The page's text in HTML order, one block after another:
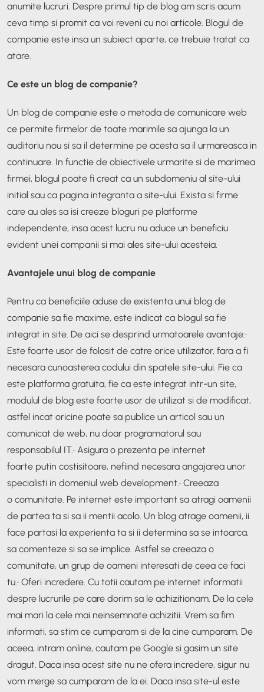
anumite lucruri. Despre primul tip de blog am scris acum
ceva timp si promit ca voi reveni cu noi articole. Blogul de
companie este insa un subiect aparte, ce trebuie tratat ca
atare.
Ce este un blog de companie?
Un blog de companie este o metoda de comunicare web
ce permite firmelor de toate marimile sa ajunga la un
auditoriu nou si sa il determine pe acesta sa il urmareasca in
continuare. In functie de obiectivele urmarite si de marimea
firmei, blogul poate fi creat ca un subdomeniu al site-ului
initial sau ca pagina integranta a site-ului. Exista si firme
care au ales sa isi creeze bloguri pe platforme
independente, insa acest lucru nu aduce un beneficiu
evident unei companii si mai ales site-ului acesteia.
Avantajele unui blog de companie
Pentru ca beneficiile aduse de existenta unui blog de
companie sa fie maxime, este indicat ca blogul sa fie
integrat in site. De aici se desprind urmatoarele avantaje:•
Este foarte usor de folosit de catre orice utilizator, fara a fi
necesara cunoasterea codului din spatele site-ului. Fie ca
este platforma gratuita, fie ca este integrat intr-un site,
modulul de blog este foarte usor de utilizat si de modificat,
astfel incat oricine poate sa publice un articol sau un
comunicat de web, nu doar programatorul sau
responsabilul IT.• Asigura o prezenta pe internet
foarte putin costisitoare, nefiind necesara angajarea unor
specialisti in domeniul web development.• Creeaza
o comunitate. Pe internet este important sa atragi oamenii
de partea ta si sa ii mentii acolo. Un blog atrage oamenii, ii
face partasi la experienta ta si ii determina sa se intoarca,
sa comenteze si sa se implice. Astfel se creeaza o
comunitate, un grup de oameni interesati de ceea ce faci
tu.• Oferi incredere. Cu totii cautam pe internet informatii
despre lucrurile pe care dorim sa le achizitionam. De la cele
mai mari la cele mai neinsemnate achizitii. Vrem sa fim
informati, sa stim ce cumparam si de la cine cumparam. De
aceea, intram online, cautam pe Google si gasim un site
dragut. Daca insa acest site nu ne ofera incredere, sigur nu
vom merge sa cumparam de la ei. Daca insa site-ul este